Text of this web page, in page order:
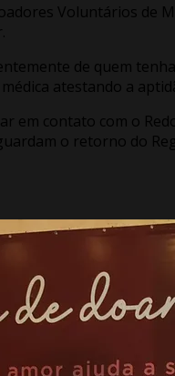
Voluntários de
de quem
atestando a
em contato com o
o retorno do